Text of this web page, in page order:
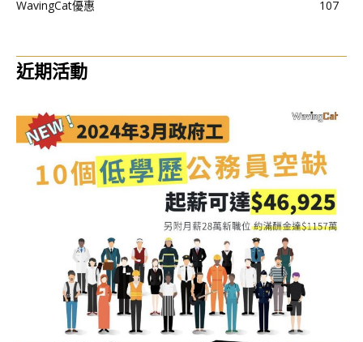
WavingCat優惠
107
近期活動